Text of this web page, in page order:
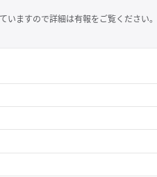
ますので詳細は有報をご覧ください。